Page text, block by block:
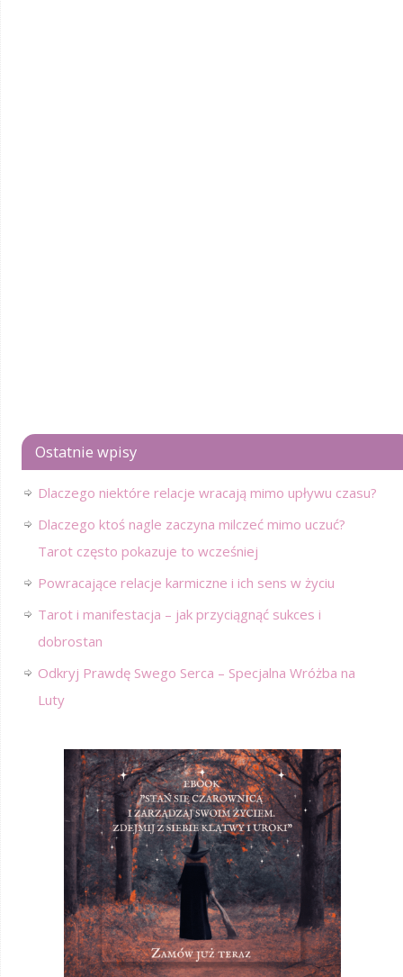
Ostatnie wpisy
Dlaczego niektóre relacje wracają mimo upływu czasu?
Dlaczego ktoś nagle zaczyna milczeć mimo uczuć?
Tarot często pokazuje to wcześniej
Powracające relacje karmiczne i ich sens w życiu
Tarot i manifestacja – jak przyciągnąć sukces i
dobrostan
Odkryj Prawdę Swego Serca – Specjalna Wróżba na
Luty